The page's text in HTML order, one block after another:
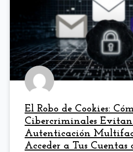
El Robo de Cookies:
Cibercriminales
Autenticación
Acceder a Tus Cuentas